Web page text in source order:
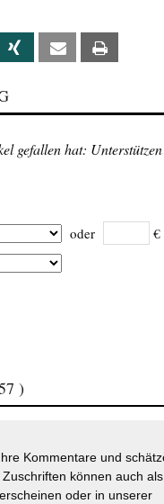
Xing Email
gefallen hat:
oder €
)
Kommentare und
können auch
oder in unserer